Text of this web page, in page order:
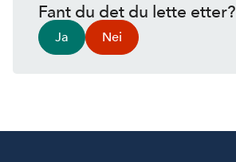
Fant du det du lette etter?
Ja Nei